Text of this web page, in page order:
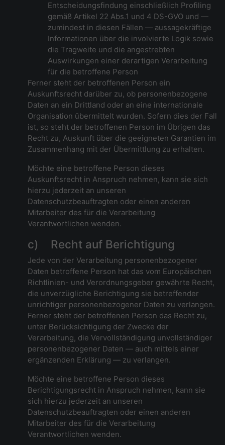
Entscheidungsfindung einschließlich Profiling
gemäß Artikel 22 Abs.1 und 4 DS-GVO und —
zumindest in diesen Fällen — aussagekräftige
Informationen über die involvierte Logik sowie
die Tragweite und die angestrebten
Auswirkungen einer derartigen Verarbeitung
für die betroffene Person
Ferner steht der betroffenen Person ein
Auskunftsrecht darüber zu, ob personenbezogene
Daten an ein Drittland oder an eine internationale
Organisation übermittelt wurden. Sofern dies der Fall
ist, so steht der betroffenen Person im Übrigen das
Recht zu, Auskunft über die geeigneten Garantien im
Zusammenhang mit der Übermittlung zu erhalten.
Möchte eine betroffene Person dieses
Auskunftsrecht in Anspruch nehmen, kann sie sich
hierzu jederzeit an unseren
Datenschutzbeauftragten oder einen anderen
Mitarbeiter des für die Verarbeitung
Verantwortlichen wenden.
c) Recht auf Berichtigung
Jede von der Verarbeitung personenbezogener
Daten betroffene Person hat das vom Europäischen
Richtlinien- und Verordnungsgeber gewährte Recht,
die unverzügliche Berichtigung sie betreffender
unrichtiger personenbezogener Daten zu verlangen.
Ferner steht der betroffenen Person das Recht zu,
unter Berücksichtigung der Zwecke der
Verarbeitung, die Vervollständigung unvollständiger
personenbezogener Daten — auch mittels einer
ergänzenden Erklärung — zu verlangen.
Möchte eine betroffene Person dieses
Berichtigungsrecht in Anspruch nehmen, kann sie
sich hierzu jederzeit an unseren
Datenschutzbeauftragten oder einen anderen
Mitarbeiter des für die Verarbeitung
Verantwortlichen wenden.